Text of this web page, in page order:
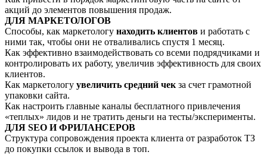
акций до элементов повышения продаж.
ДЛЯ МАРКЕТОЛОГОВ
Способы, как маркетологу находить клиентов и работать с
ними так, чтобы они не отваливались спустя 1 месяц.
Как эффективно взаимодействовать со всеми подрядчиками и
контролировать их работу, увеличив эффективность для своих
клиентов.
Как маркетологу увеличить средний чек за счет грамотной
упаковки сайта.
Как настроить главные каналы бесплатного привлечения
«теплых» лидов и не тратить деньги на тесты/эксперименты.
ДЛЯ SEO И ФРИЛАНСЕРОВ
Структура сопровождения проекта клиента от разработок ТЗ
до покупки ссылок и вывода в топ.